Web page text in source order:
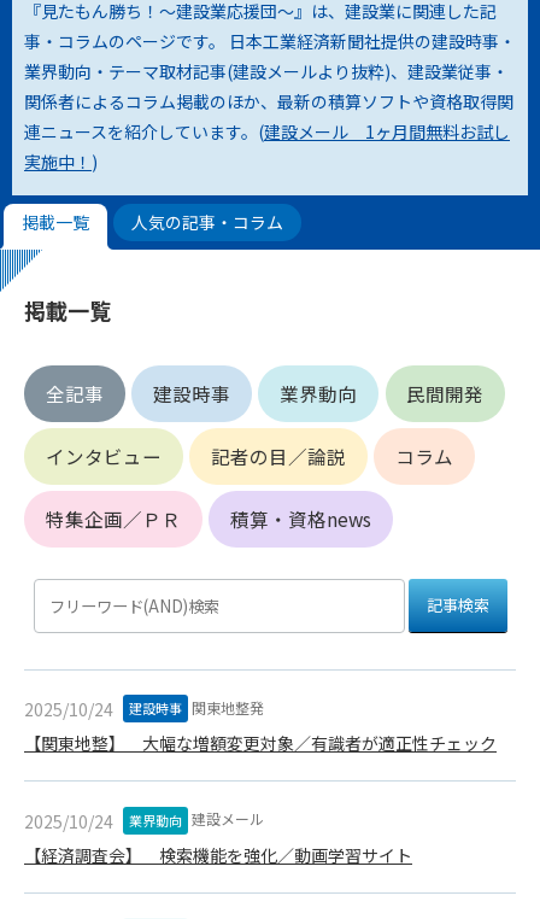
サポーター会員一覧
会社概要 お問い合わせ
個人情報保護方針
会員規約
『見たもん勝ち！～建設業応援団～』は、建設業に関連した記
事・コラムのページです。 日本工業経済新聞社提供の建設時事・
業界動向・テーマ取材記事(建設メールより抜粋)、建設業従事・
関係者によるコラム掲載のほか、最新の積算ソフトや資格取得関
連ニュースを紹介しています。(建設メール 1ヶ月間無料お試し
実施中！ )
掲載一覧 人気の記事・コラム
掲載一覧
全記事 建設時事 業界動向 民間開発
インタビュー 記者の目／論説 コラム
特集企画／ＰＲ 積算・資格news
2025/10/24 建設時事 関東地整発
【関東地整】 大幅な増額変更対象／有識者が適正性チェック
2025/10/24 業界動向 建設メール
【経済調査会】 検索機能を強化／動画学習サイト
第2条（規約の変更）
本規約は、会員の了承を得ることなく、随時変更されることが
あります。変更内容は、建設資料館WEB上に表示した時点で直
ちに全ての会員が了承したものとみなします。
会員とは、本規約を承諾の上、所定の会員申込手続きを完了
後、管理者がこれを承認した者をいいます。
第4条（会員の定義と登録）
1. 管理者は前条により審査の結果、会員申込みをした者が以下
員としての権限を承認しないことがあります。
(1) 会員申し込みをした者が実在しなかった場合
(2) 本規約に違反した場合/li>
(3) 会員申し込みの際、申告事項に虚偽があった場合
(4) 会員申込者が管理者所定の手続き通りに会員申込手続き処
理を行わなかった場合
(5) その他管理者が会員とすることを不適当と判断した場合
当することが判明した場合、会員資格を取り消すことがあり
ます。
1. 会員は申込の際に管理者が発行したIDおよびパスワードの使
用および管理について責任を負うものとします。
ん。
3. 会員は、IDおよびパスワードの管理不十分、使用上の過誤、
を負うものとし、管理者は一切責任を負いません。